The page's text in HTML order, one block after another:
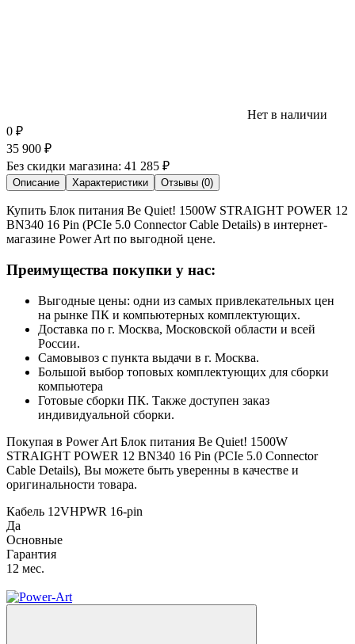
Нет в наличии
0 ₽
35 900 ₽
Без скидки магазина: 41 285 ₽
Описание Характеристики Отзывы (0)
Купить Блок питания Be Quiet! 1500W STRAIGHT POWER 12
BN340 16 Pin (PCIe 5.0 Connector Cable Details) в интернет-
магазине Power Art по выгодной цене.
Преимущества покупки у нас:
Выгодные цены: одни из самых привлекательных цен
на рынке ПК и компьютерных комплектующих.
Доставка по г. Москва, Московской области и всей
России.
Самовывоз с пункта выдачи в г. Москва.
Большой выбор топовых комплектующих для сборки
компьютера
Готовые сборки ПК. Также доступен заказ
индивидуальной сборки.
Покупая в Power Art Блок питания Be Quiet! 1500W
STRAIGHT POWER 12 BN340 16 Pin (PCIe 5.0 Connector
Cable Details), Вы можете быть уверенны в качестве и
оригинальности товара.
Кабель 12VHPWR 16-pin
Да
Основные
Гарантия
12 мес.